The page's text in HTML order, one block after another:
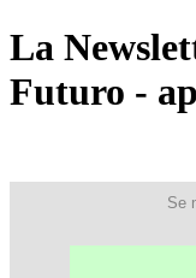
La
Futuro -
Se